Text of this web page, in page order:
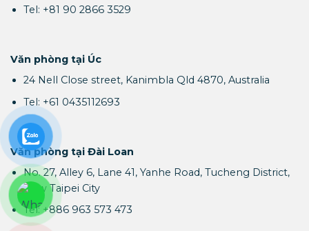
Tel: +81 90 2866 3529
Văn phòng tại Úc
24 Nell Close street, Kanimbla Qld 4870, Australia
Tel: +61 0435112693
Văn phòng tại Đài Loan
No. 27, Alley 6, Lane 41, Yanhe Road, Tucheng District,
New Taipei City
Tel: +886 963 573 473